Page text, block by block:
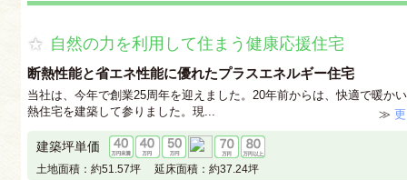
自然の力を利用して住まう健康応援住宅
断熱性能と省エネ性能に優れたプラスエネルギー住宅
当社は、今年で創業25周年を迎えました。20年前からは、快適で暖か
熱住宅を建築して参りました。現...
≫
建築坪単価
土地面積： 約51.57坪 延床面積： 約37.24坪